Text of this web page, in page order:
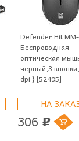
Defender Hit
Беспроводная
оптическая
черный,3
dpi } [52495]
НА
306 p